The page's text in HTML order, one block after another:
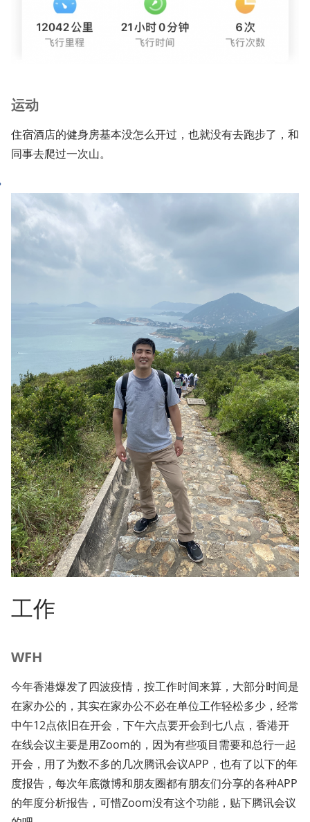
运动
住宿酒店的健身房基本没怎么开过，也就没有去跑步了，和
同事去爬过一次山。
工作
WFH
今年香港爆发了四波疫情，按工作时间来算，大部分时间是
在家办公的，其实在家办公不必在单位工作轻松多少，经常
中午12点依旧在开会，下午六点要开会到七八点，香港开
在线会议主要是用Zoom的，因为有些项目需要和总行一起
开会，用了为数不多的几次腾讯会议APP，也有了以下的年
度报告，每次年底微博和朋友圈都有朋友们分享的各种APP
的年度分析报告，可惜Zoom没有这个功能，贴下腾讯会议